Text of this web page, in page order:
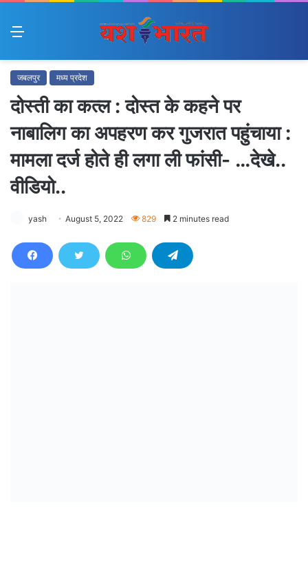
Menu
जबलपुर मध्य प्रदेश
दोस्ती का कत्ल : दोस्त के कहने पर
नाबालिग का अपहरण कर गुजरात पहुंचाया :
मामला दर्ज होते ही लगा ली फांसी- …देखे..
वीडियो..
yash August 5, 2022 829 2 minutes read